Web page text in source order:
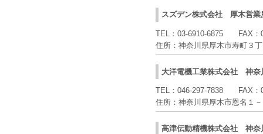
スズデン株式会社 厚木営業
TEL： 03-6910-6875 FAX：
住所： 神奈川県厚木市寿町３
大洋電機工業株式会社 神奈
TEL： 046-297-7838 FAX：
住所： 神奈川県厚木市恩名１
高津伝動精機株式会社 神奈